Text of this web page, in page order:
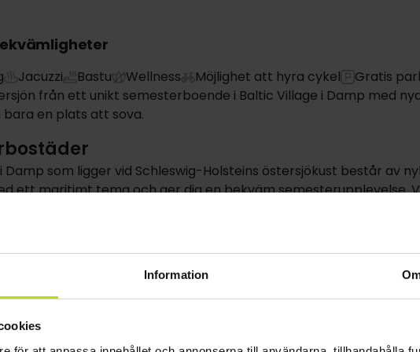
Information
Jacuzzi Bastu Wellness Möjlighet att hyra cykel
Gratis
från ett unikt semesterboende i Baltic Village i Damp med
en plats att sova.
Damp som ligger vid Schleswig-Holsteins östersjökust består av
ett maritimt tema och ger dig en bekväm semesterupplevelse.
kombinerar matplats och matlagning, ett modernt kök och en
komplett med trädgårdsmöbler och en grill, förlänger
finns en daglig frukostservering med färska frallor,
bas för att utforska närliggande städer som Kappeln,